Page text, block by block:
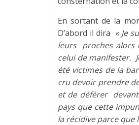
En sortant de la
D’abord il dira « Je
leurs proches alors
celui de manifester.
été victimes de la
cru devoir prendre
et de déférer
pays que cette
la récidive parce que